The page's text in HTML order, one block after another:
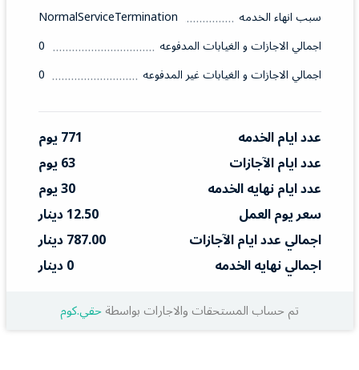
سبب انهاء الخدمه
NormalServiceTermination
اجمالي الاجازات و الغيابات المدفوعه
0
اجمالي الاجازات و الغيابات غير المدفوعه
0
عدد ايام الخدمه
771 يوم
عدد ايام الآجازات
63 يوم
عدد ايام نهايه الخدمه
30 يوم
سعر يوم العمل
12.50 دينار
اجمالي عدد ايام الآجازات
787.00 دينار
اجمالي نهايه الخدمه
0 دينار
تم حساب المستحقات والاجارات بواسطةحقي.كوم